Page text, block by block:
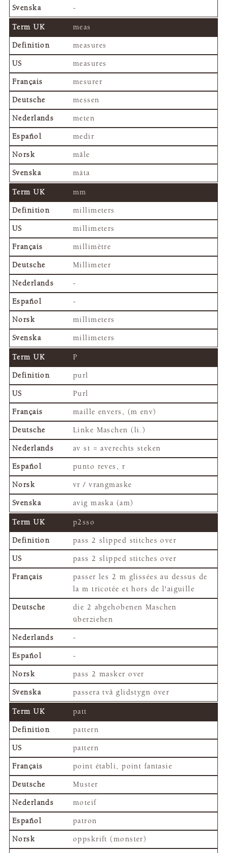
-
meas
measures
measures
mesurer
messen
meten
medir
måle
mäta
mm
millimeters
millimeters
millimètre
Millimeter
-
-
millimeters
millimeters
P
purl
Purl
maille envers, (m env)
Linke Maschen (li.)
av st = averechts steken
punto reves, r
vr / vrangmaske
avig maska (am)
p2sso
pass 2 slipped stitches over
pass 2 slipped stitches over
passer les 2 m glissées au dessus de
la m tricotée et hors de l'aiguille
die 2 abgehobenen Maschen
überziehen
-
-
pass 2 masker over
passera två glidstygn över
patt
pattern
pattern
point établi, point fantasie
Muster
moteif
patron
oppskrift (monster)